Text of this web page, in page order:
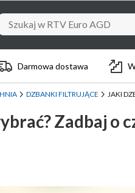
Darmowa dostawa
DZBANKI FILTRUJĄCE JAKI
Zadbaj o